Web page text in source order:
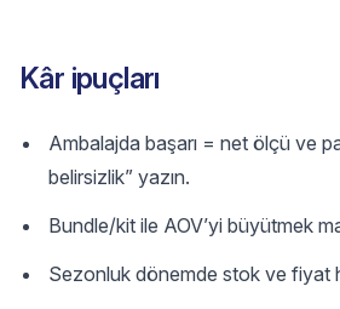
Kâr ipuçları
Ambalajda başarı = net ölçü ve
belirsizlik” yazın.
Bundle/kit ile AOV’yi büyütmek
Sezonluk dönemde stok ve fiyat